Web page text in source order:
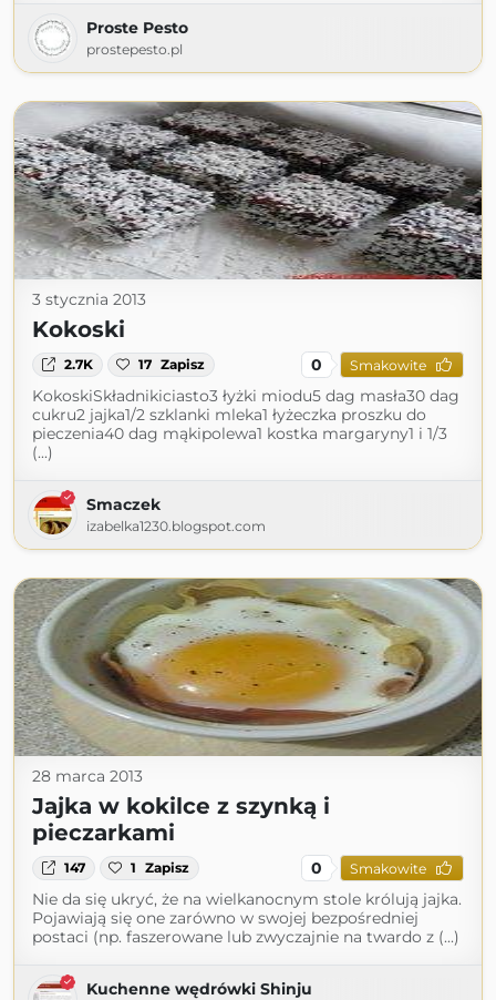
Proste Pesto
prostepesto.pl
3 stycznia 2013
Kokoski
2.7K 17 Zapisz 0 Smakowite
KokoskiSkładnikiciasto3 łyżki miodu5 dag masła30 dag
cukru2 jajka1/2 szklanki mleka1 łyżeczka proszku do
pieczenia40 dag mąkipolewa1 kostka margaryny1 i 1/3
(...)
Smaczek
izabelka1230.blogspot.com
28 marca 2013
Jajka w kokilce z szynką i
pieczarkami
147 1 Zapisz 0 Smakowite
Nie da się ukryć, że na wielkanocnym stole królują jajka.
Pojawiają się one zarówno w swojej bezpośredniej
postaci (np. faszerowane lub zwyczajnie na twardo z (...)
Kuchenne wędrówki Shinju